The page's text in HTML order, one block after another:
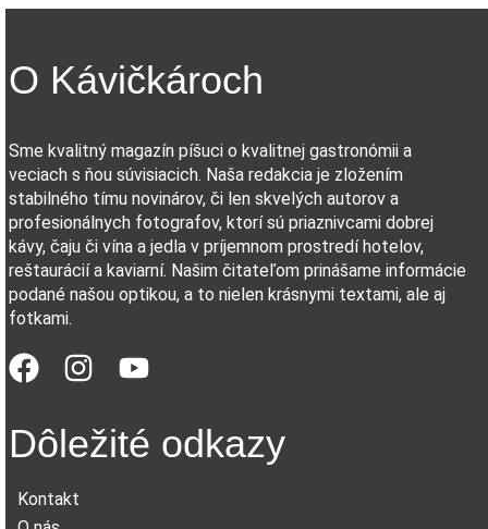
O Kávičkároch
Sme kvalitný magazín píšuci o kvalitnej gastronómii a
veciach s ňou súvisiacich. Naša redakcia je zložením
stabilného tímu novinárov, či len skvelých autorov a
profesionálnych fotografov, ktorí sú priaznivcami dobrej
kávy, čaju či vína a jedla v príjemnom prostredí hotelov,
reštaurácií a kaviarní. Našim čitateľom prinášame informácie
podané našou optikou, a to nielen krásnymi textami, ale aj
fotkami.
Dôležité odkazy
Kontakt